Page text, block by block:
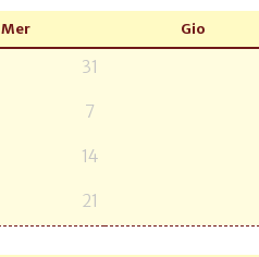
Mer Gio
31
7
14
21